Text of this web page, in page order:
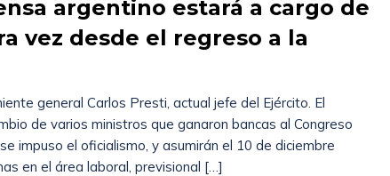
argentino estará a cargo de
vez desde el regreso a la
general Carlos Presti, actual jefe del Ejército. El
de varios ministros que ganaron bancas al Congreso
impuso el oficialismo, y asumirán el 10 de diciembre
en el área laboral, previsional […]